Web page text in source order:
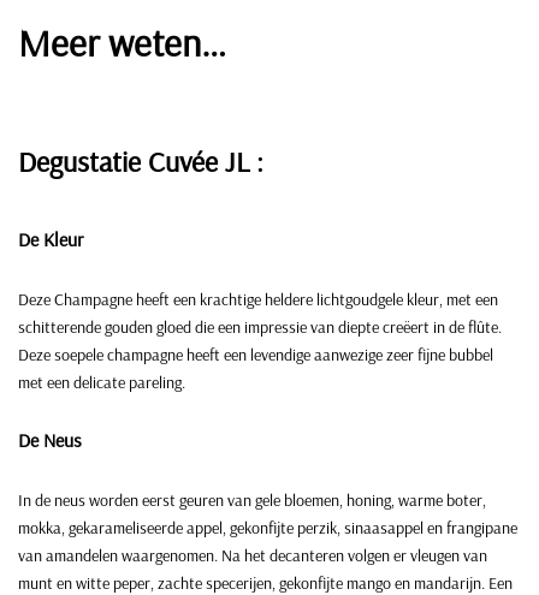
Meer weten…
Degustatie Cuvée JL :
De Kleur
Deze Champagne heeft een krachtige heldere lichtgoudgele kleur, met een
schitterende gouden gloed die een impressie van diepte creëert in de flûte.
Deze soepele champagne heeft een levendige aanwezige zeer fijne bubbel
met een delicate pareling.
De Neus
In de neus worden eerst geuren van gele bloemen, honing, warme boter,
mokka, gekarameliseerde appel, gekonfijte perzik, sinaasappel en frangipane
van amandelen waargenomen. Na het decanteren volgen er vleugen van
munt en witte peper, zachte specerijen, gekonfijte mango en mandarijn. Een